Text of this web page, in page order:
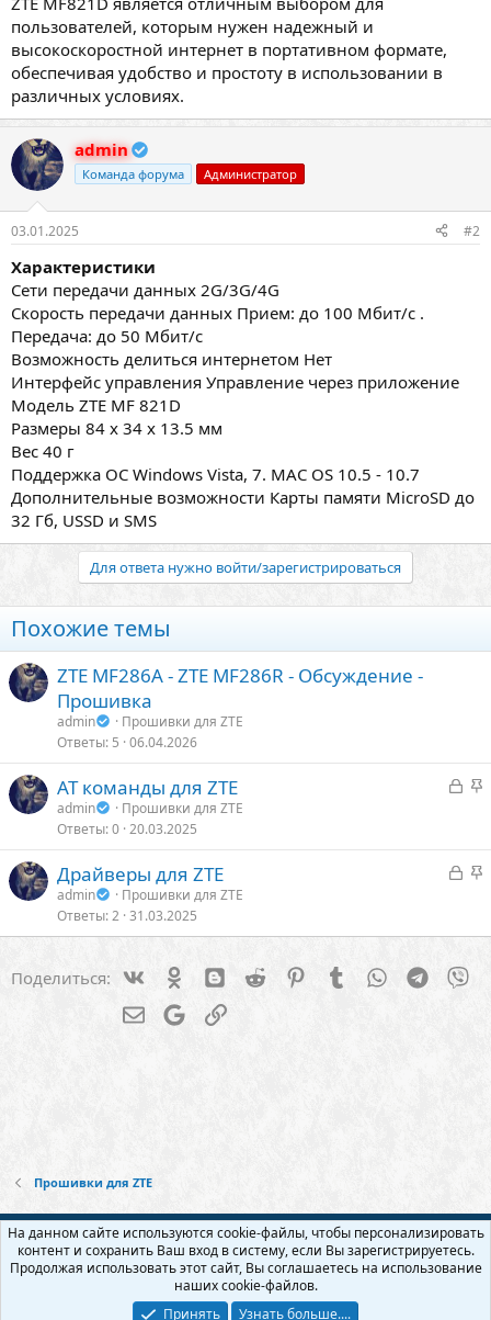
пользователей, которым нужен надежный и
высокоскоростной интернет в портативном формате,
обеспечивая удобство и простоту в использовании в
различных условиях.
admin
Команда форума Администратор
03.01.2025 #2
Характеристики
Сети передачи данных 2G/3G/4G
Скорость передачи данных Прием: до 100 Мбит/с .
Передача: до 50 Мбит/с
Возможность делиться интернетом Нет
Интерфейс управления Управление через приложение
Модель ZTE MF 821D
Размеры 84 x 34 x 13.5 мм
Вес 40 г
Поддержка ОС Windows Vista, 7. MAC OS 10.5 - 10.7
Дополнительные возможности Карты памяти MicroSD до
32 Гб, USSD и SMS
Для ответа нужно войти/зарегистрироваться
Похожие темы
ZTE MF286A - ZTE MF286R - Обсуждение -
Прошивка
admin
Прошивки для ZTE
Ответы 5 06.04.2026
З
р
ы
З
р
е
AT команды для ZTE
admin
Прошивки для ZTE
Ответы 0 20.03.2025
З
р
ы
т
З
р
Драйверы для ZTE
admin
Прошивки для ZTE
Ответы 2 31.03.2025
Поделиться: Vk Ok BloggerReddit PinterestTumblr WhatsApp
Электронная почта
GoogleСсылка
Прошивки для ZTE
Русский (RU)
Обратная связь
Условия и правила
Политика конфиденциальности
Помощь
На данном сайте используются cookie-файлы, чтобы персонализировать
контент и сохранить Ваш вход в систему, если Вы зарегистрируетесь.
Продолжая использовать этот сайт, Вы соглашаетесь на использование
наших cookie-файлов.
Принять
Узнать больше....